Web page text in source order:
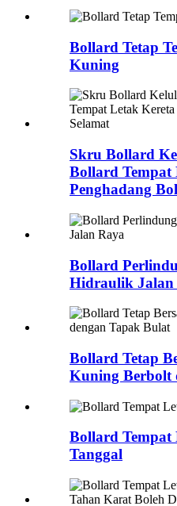
Bollard Tetap
Kuning
Skru Bollard
Bollard Tempat
Penghadang
Bollard
Hidraulik Jalan
Bollard Tetap
Kuning Berbolt
Bollard Tempat
Tanggal